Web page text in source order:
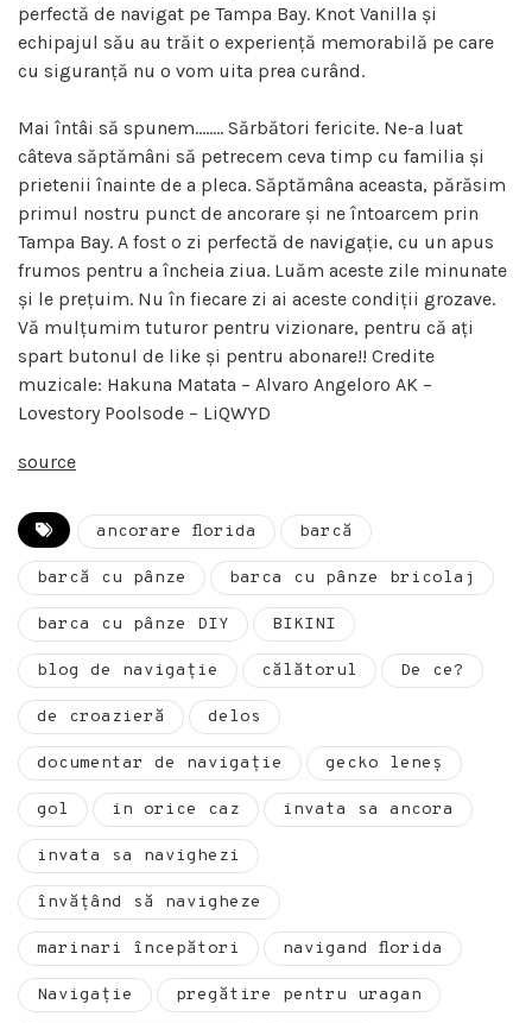
perfectă de navigat pe Tampa Bay. Knot Vanilla și
echipajul său au trăit o experiență memorabilă pe care
cu siguranță nu o vom uita prea curând.
Mai întâi să spunem…….. Sărbători fericite. Ne-a luat
câteva săptămâni să petrecem ceva timp cu familia și
prietenii înainte de a pleca. Săptămâna aceasta, părăsim
primul nostru punct de ancorare și ne întoarcem prin
Tampa Bay. A fost o zi perfectă de navigație, cu un apus
frumos pentru a încheia ziua. Luăm aceste zile minunate
și le prețuim. Nu în fiecare zi ai aceste condiții grozave.
Vă mulțumim tuturor pentru vizionare, pentru că ați
spart butonul de like și pentru abonare!! Credite
muzicale: Hakuna Matata – Alvaro Angeloro AK –
Lovestory Poolsode – LiQWYD
source
ancorare florida barcă
barcă cu pânze barca cu pânze bricolaj
barca cu pânze DIY BIKINI
blog de navigație călătorul De ce?
de croazieră delos
documentar de navigație gecko leneș
gol in orice caz invata sa ancora
invata sa navighezi
învăţând să navigheze
marinari începători navigand florida
Navigație pregătire pentru uragan